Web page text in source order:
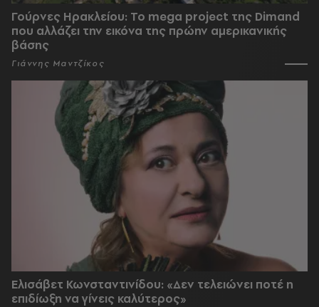
Γούρνες Ηρακλείου: To mega project της Dimand
που αλλάζει την εικόνα της πρώην αμερικανικής
βάσης
Γιάννης Μαντζίκος
Ελισάβετ Κωνσταντινίδου: «Δεν τελειώνει ποτέ η
επιδίωξη να γίνεις καλύτερος»